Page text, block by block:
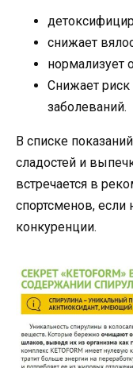
снижает
нормализует
Снижает риск
заболеваний.
В списке
сладостей и
встречается в
спортсменов, если
конкуренции.